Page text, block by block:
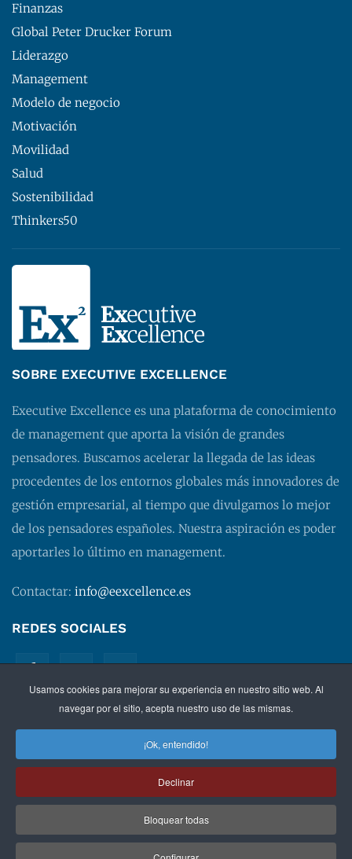
Usamos cookies para mejorar su experiencia en nuestro sitio web. Al
navegar por el sitio, acepta nuestro uso de las mismas.
¡Ok, entendido!
Declinar
Bloquear todas
Finanzas
Global Peter Drucker Forum
Liderazgo
Management
Modelo de negocio
Motivación
Movilidad
Salud
Sostenibilidad
Thinkers50
SOBRE EXECUTIVE EXCELLENCE
Executive Excellence es una plataforma de conocimiento
de management que aporta la visión de grandes
pensadores. Buscamos acelerar la llegada de las ideas
procedentes de los entornos globales más innovadores de
gestión empresarial, al tiempo que divulgamos lo mejor
de los pensadores españoles. Nuestra aspiración es poder
aportarles lo último en management.
Contactar: info@eexcellence.es
REDES SOCIALES
©2026 EXECUTIVE EXCELLENCE.Managementpara
Política de privacidad|Aviso legal
contratación